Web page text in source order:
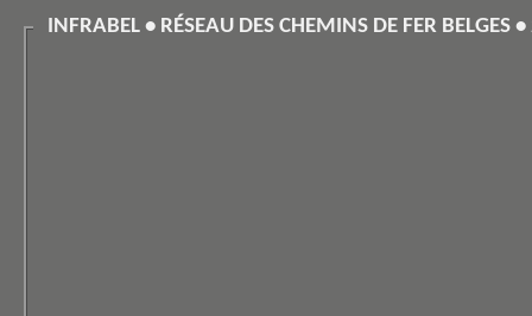
INFRABEL • RÉSEAU DES CHEMINS DE FER BELGES